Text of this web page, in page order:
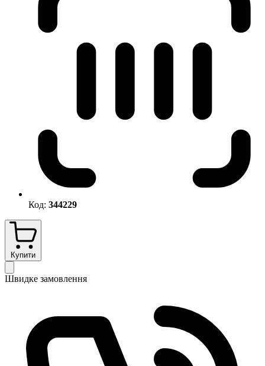
Код: 344229
Купити
Швидке замовлення